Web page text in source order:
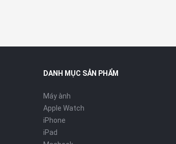
DANH MỤC SẢN PHẨM
Máy ành
Apple Watch
iPhone
iPad